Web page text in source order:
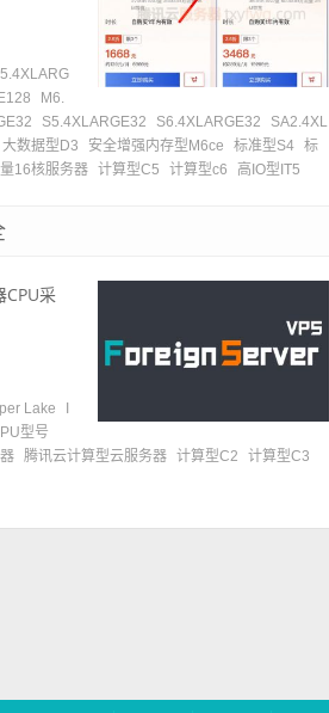
M6.
S5.4XLARGE32 S6.4XLARGE32
SA2.4XL
大数据型D3 安全增强内存型M6ce 标准型S4 标
16核服务器 计算型C5 计算型c6 高IO型IT5
CPU采
Lake
型号
腾讯云计算型云服务器 计算型C2
计算型C3